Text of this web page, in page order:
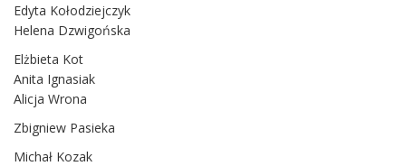
Edyta Kołodziejczyk
Helena Dzwigońska
Elżbieta Kot
Anita Ignasiak
Alicja Wrona
Zbigniew Pasieka
Michał Kozak